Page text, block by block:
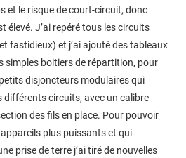
et le risque de court-circuit, donc
élevé. J’ai repéré tous les circuits
fastidieux) et j’ai ajouté des tableaux
simples boitiers de répartition, pour
disjoncteurs modulaires qui
différents circuits, avec un calibre
des fils en place. Pour pouvoir
plus puissants et qui
prise de terre j’ai tiré de nouvelles